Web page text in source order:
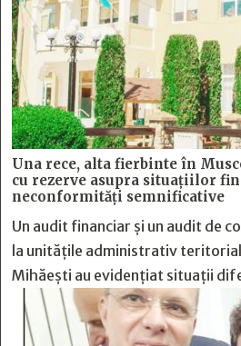
Una rece, alta fierbinte în
cu rezerve asupra situaţiilor
neconformităţi semnificative
Un audit financiar și un audit de
la unitățile administrativ
Mihăești au evidențiat situații